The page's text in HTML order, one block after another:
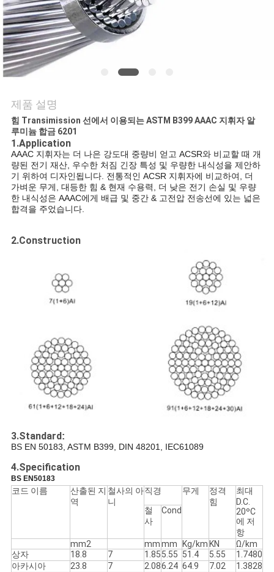
품
질
관
연
락
처
뉴
스
NEWS
사
맵
제품 설명
힘 Transimission 선에서 이용되는 ASTM B399 AAAC 지휘자 알
루미늄 합금 6201
1.Application
AAAC 지휘자는 더 나은 강도대 중량비 얻고 ACSR와 비교할 때 개
량된 전기 재산, 우수한 처짐 긴장 특성 및 우량한 내식성을 제안하
기 위하여 디자인됩니다. 전통적인 ACSR 지휘자에 비교하여, 더
가벼운 무게, 대등한 힘 & 현재 수용력, 더 낮은 전기 손실 및 우량
한 내식성은 AAAC에게 배급 및 중간 & 고전압 전송선에 있는 넓은
합격을 주었습니다.
2.Construction
3.Standard:
BS EN 50183, ASTM B399, DIN 48201, IEC61089
4.Specification
BS EN50183
코드 이름
산출된 지
역
철사의 아
니
직경 무게
정격
힘
최대
D.C.
20ºC
에 저
항
철
사
Cond
mm2 mmmm Kg/km KN
Ω/km
상자
18.8 7 1.855.55 51.4 5.55
1.7480
아카시아
23.8 7 2.086.24 64.9 7.02
1.3828